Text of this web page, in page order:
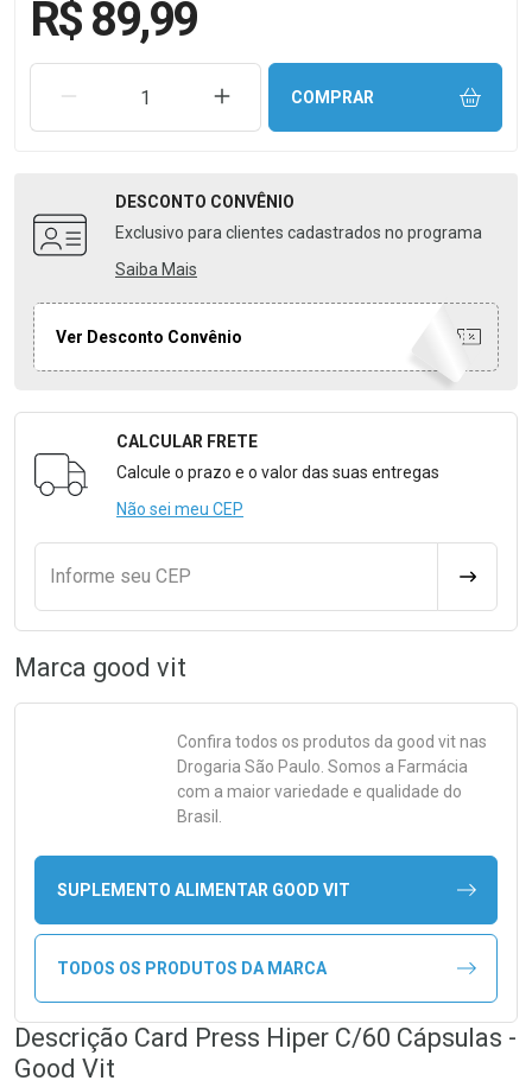
R$ 89,99
REMOVER UMA UNIDADEAUMENTAR UMA UNIDADE
COMPRAR
DESCONTO CONVÊNIO
Exclusivo para clientes cadastrados no programa
Saiba Mais
Ver Desconto Convênio
Formulário para Calcular o Frete
CALCULAR FRETE
Calcule o prazo e o valor das suas entregas
Não sei meu CEP
Informe seu CEP
Marca good vit
Confira todos os produtos da good vitnas
Drogaria São Paulo. Somos a Farmácia
com a maior variedade e qualidade do
Brasil.
SUPLEMENTO ALIMENTAR GOOD VIT
TODOS OS PRODUTOS DA MARCA
Descrição Card Press Hiper C/60 Cápsulas -
Good Vit